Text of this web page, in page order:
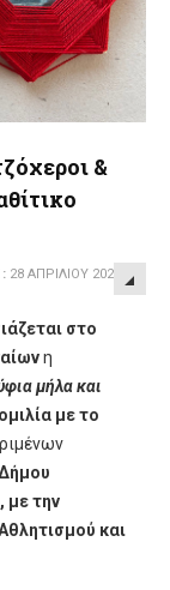
&
28 ΑΠΡΙΛΊΟΥ 2026
στο
η
μήλα και
με το
με την
και